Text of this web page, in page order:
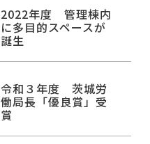
2022年度 管理棟内
に多目的スペースが
誕生
令和３年度 茨城労
働局長「優良賞」受
賞
ー
ジ